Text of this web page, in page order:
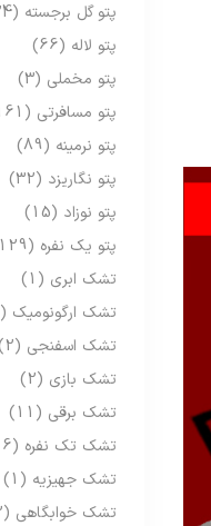
پتو گل برجسته (124)
پتو لاله (66)
پتو مخملی (3)
پتو مسافرتی (161)
پتو نرمینه (89)
پتو نگاریزد (32)
پتو نوزاد (15)
پتو یک نفره (129)
تشک ابری (1)
تشک ارگونومیک (1)
تشک اسفنجی (2)
تشک بازی (2)
تشک برقی (11)
تشک تک نفره (16)
تشک جهیزیه (1)
تشک خوابگاهی (2)